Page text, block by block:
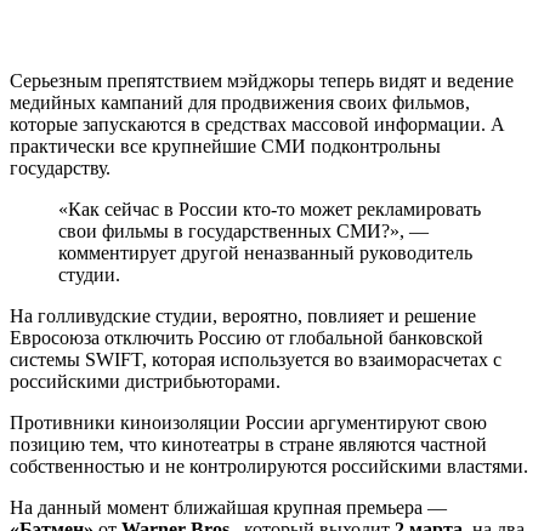
Серьезным препятствием мэйджоры теперь видят и ведение
медийных кампаний для продвижения своих фильмов,
которые запускаются в средствах массовой информации. А
практически все крупнейшие СМИ подконтрольны
государству.
«Как сейчас в России кто-то может рекламировать
свои фильмы в государственных СМИ?», —
комментирует другой неназванный руководитель
студии.
На голливудские студии, вероятно, повлияет и решение
Евросоюза отключить Россию от глобальной банковской
системы SWIFT, которая используется во взаиморасчетах с
российскими дистрибьюторами.
Противники киноизоляции России аргументируют свою
позицию тем, что кинотеатры в стране являются частной
собственностью и не контролируются российскими властями.
На данный момент ближайшая крупная премьера —